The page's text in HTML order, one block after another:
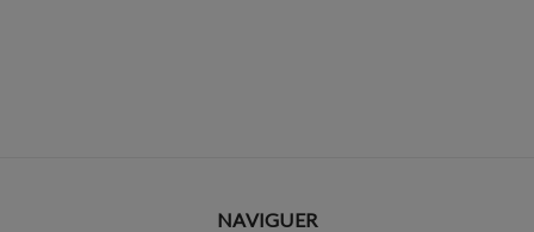
NAVIGUER